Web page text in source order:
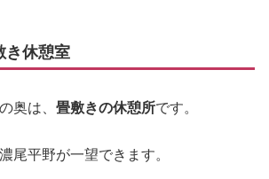
き休憩室
奥は、 畳敷きの休憩所です。
尾平野が一望できます。